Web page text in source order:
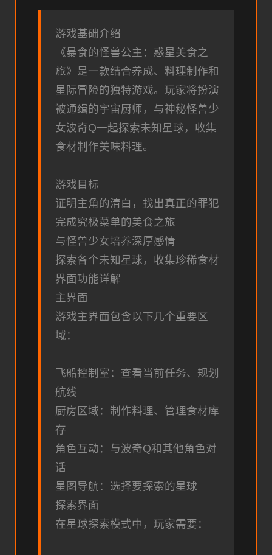
游戏基础介绍
《暴食的怪兽公主：惑星美食之
旅》是一款结合养成、料理制作和
星际冒险的独特游戏。玩家将扮演
被通缉的宇宙厨师，与神秘怪兽少
女波奇Q一起探索未知星球，收集
食材制作美味料理。
游戏目标
证明主角的清白，找出真正的罪犯
完成究极菜单的美食之旅
与怪兽少女培养深厚感情
探索各个未知星球，收集珍稀食材
界面功能详解
主界面
游戏主界面包含以下几个重要区
域：
飞船控制室：查看当前任务、规划
航线
厨房区域：制作料理、管理食材库
存
角色互动：与波奇Q和其他角色对
话
星图导航：选择要探索的星球
探索界面
在星球探索模式中，玩家需要：